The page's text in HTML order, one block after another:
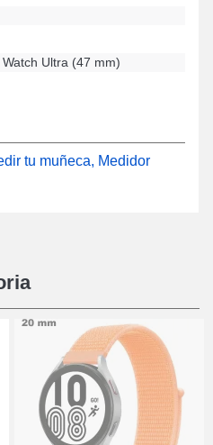
correa de reloj inteligente
el modelo particular Galaxy
Ultra (47 mm)
tu muñeca, Medidor